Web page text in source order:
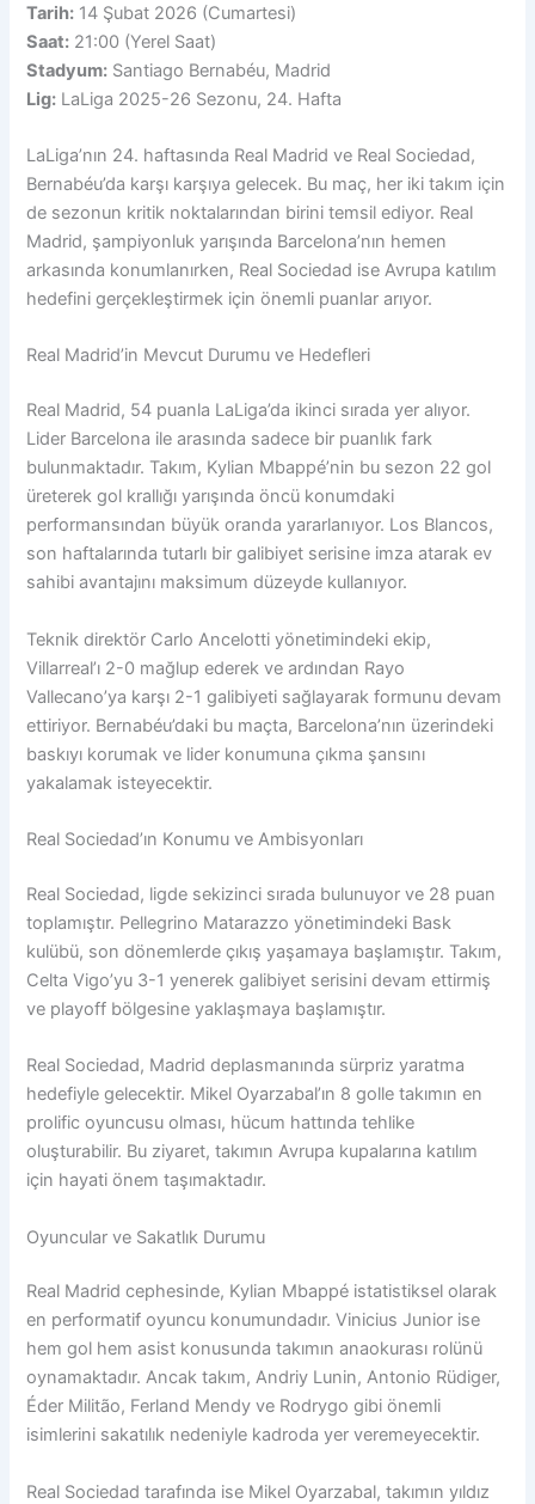
Tarih: 14 Şubat 2026 (Cumartesi)
Saat: 21:00 (Yerel Saat)
Stadyum: Santiago Bernabéu, Madrid
Lig: LaLiga 2025-26 Sezonu, 24. Hafta
LaLiga’nın 24. haftasında Real Madrid ve Real Sociedad,
Bernabéu’da karşı karşıya gelecek. Bu maç, her iki takım için
de sezonun kritik noktalarından birini temsil ediyor. Real
Madrid, şampiyonluk yarışında Barcelona’nın hemen
arkasında konumlanırken, Real Sociedad ise Avrupa katılım
hedefini gerçekleştirmek için önemli puanlar arıyor.
Real Madrid’in Mevcut Durumu ve Hedefleri
Real Madrid, 54 puanla LaLiga’da ikinci sırada yer alıyor.
Lider Barcelona ile arasında sadece bir puanlık fark
bulunmaktadır. Takım, Kylian Mbappé’nin bu sezon 22 gol
üreterek gol krallığı yarışında öncü konumdaki
performansından büyük oranda yararlanıyor. Los Blancos,
son haftalarında tutarlı bir galibiyet serisine imza atarak ev
sahibi avantajını maksimum düzeyde kullanıyor.
Teknik direktör Carlo Ancelotti yönetimindeki ekip,
Villarreal’ı 2-0 mağlup ederek ve ardından Rayo
Vallecano’ya karşı 2-1 galibiyeti sağlayarak formunu devam
ettiriyor. Bernabéu’daki bu maçta, Barcelona’nın üzerindeki
baskıyı korumak ve lider konumuna çıkma şansını
yakalamak isteyecektir.
Real Sociedad’ın Konumu ve Ambisyonları
Real Sociedad, ligde sekizinci sırada bulunuyor ve 28 puan
toplamıştır. Pellegrino Matarazzo yönetimindeki Bask
kulübü, son dönemlerde çıkış yaşamaya başlamıştır. Takım,
Celta Vigo’yu 3-1 yenerek galibiyet serisini devam ettirmiş
ve playoff bölgesine yaklaşmaya başlamıştır.
Real Sociedad, Madrid deplasmanında sürpriz yaratma
hedefiyle gelecektir. Mikel Oyarzabal’ın 8 golle takımın en
prolific oyuncusu olması, hücum hattında tehlike
oluşturabilir. Bu ziyaret, takımın Avrupa kupalarına katılım
için hayati önem taşımaktadır.
Oyuncular ve Sakatlık Durumu
Real Madrid cephesinde, Kylian Mbappé istatistiksel olarak
en performatif oyuncu konumundadır. Vinicius Junior ise
hem gol hem asist konusunda takımın anaokurası rolünü
oynamaktadır. Ancak takım, Andriy Lunin, Antonio Rüdiger,
Éder Militão, Ferland Mendy ve Rodrygo gibi önemli
isimlerini sakatılık nedeniyle kadroda yer veremeyecektir.
Real Sociedad tarafında ise Mikel Oyarzabal, takımın yıldız